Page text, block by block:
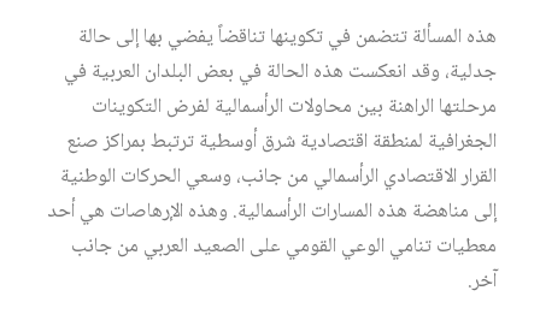
هذه المسألة تتضمن في تكوينها تناقضاً يفضي بها إلى حالة
جدلية، وقد انعكست هذه الحالة في بعض البلدان العربية في
مرحلتها الراهنة بين محاولات الرأسمالية لفرض التكوينات
الجغرافية لمنطقة اقتصادية شرق أوسطية ترتبط بمراكز صنع
القرار الاقتصادي الرأسمالي من جانب، وسعي الحركات الوطنية
إلى مناهضة هذه المسارات الرأسمالية. وهذه الإرهاصات هي أحد
معطيات تنامي الوعي القومي على الصعيد العربي من جانب
آخر.